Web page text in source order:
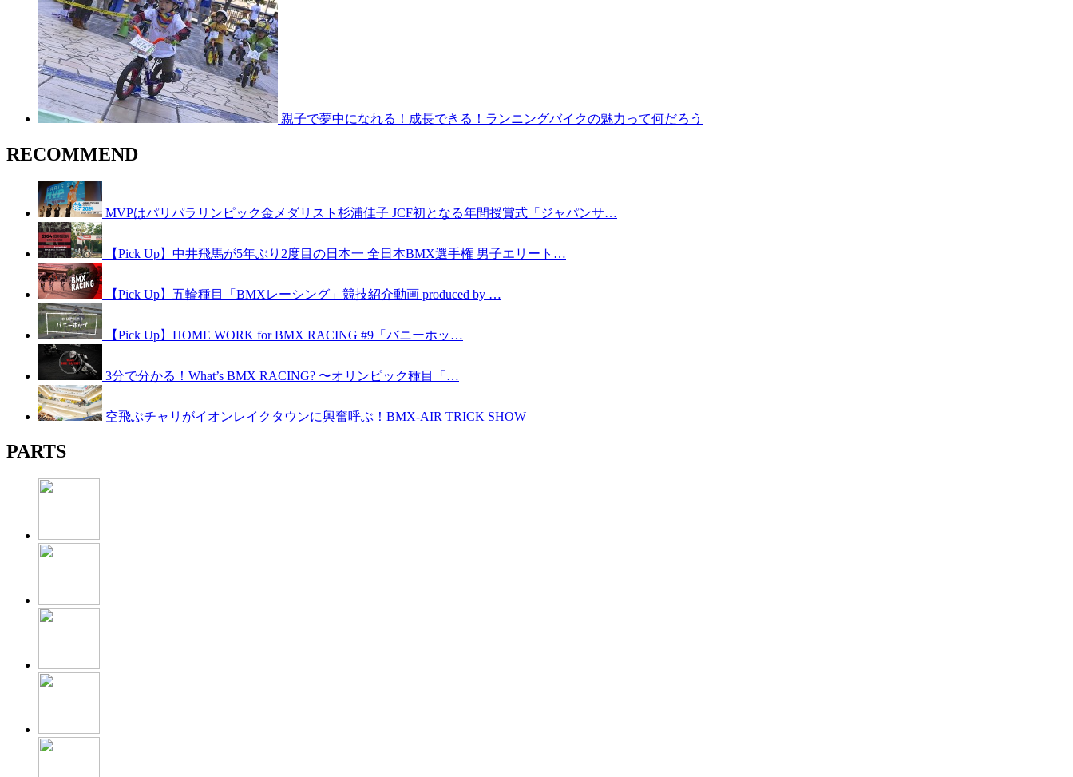
親子で夢中になれる！成長できる！ランニングバイクの魅力って何だろう
RECOMMEND
MVPはパリパラリンピック金メダリスト杉浦佳子 JCF初となる年間授賞式「ジャパンサ…
【Pick Up】中井飛馬が5年ぶり2度目の日本一 全日本BMX選手権 男子エリート…
【Pick Up】五輪種目「BMXレーシング」競技紹介動画 produced by …
【Pick Up】HOME WORK for BMX RACING #9「バニーホッ…
3分で分かる！What’s BMX RACING? 〜オリンピック種目「…
空飛ぶチャリがイオンレイクタウンに興奮呼ぶ！BMX-AIR TRICK SHOW
PARTS